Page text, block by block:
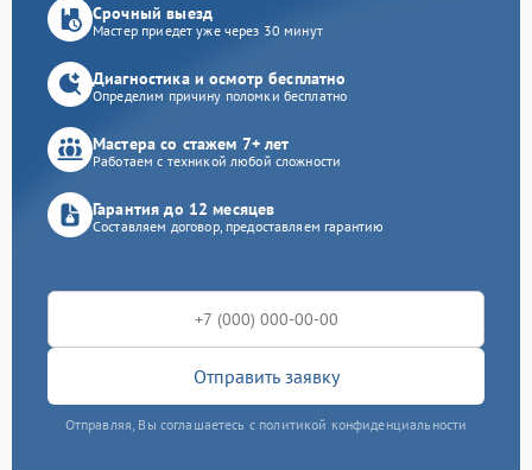
Срочный выезд
Мастер приедет уже через 30 минут
Диагностика и осмотр бесплатно
Определим причину поломки бесплатно
Мастера со стажем 7+ лет
Работаем с техникой любой сложности
Гарантия до 12 месяцев
Составляем договор, предоставляем гарантию
Отправить заявку
Отправляя, Вы соглашаетесь с политикой конфиденциальности